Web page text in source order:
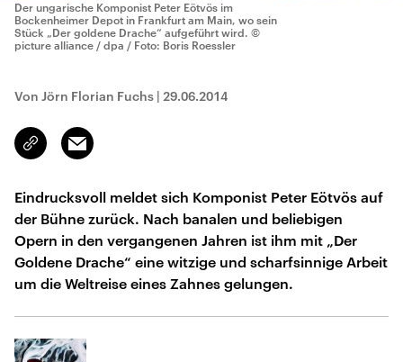
Der ungarische Komponist Peter Eötvös im
Bockenheimer Depot in Frankfurt am Main, wo sein
Stück „Der goldene Drache“ aufgeführt wird. ©
picture alliance / dpa / Foto: Boris Roessler
Von Jörn Florian Fuchs | 29.06.2014
Link
kopieren/teilen
Email
Eindrucksvoll meldet sich Komponist Peter Eötvös auf
der Bühne zurück. Nach banalen und beliebigen
Opern in den vergangenen Jahren ist ihm mit „Der
Goldene Drache“ eine witzige und scharfsinnige Arbeit
um die Weltreise eines Zahnes gelungen.